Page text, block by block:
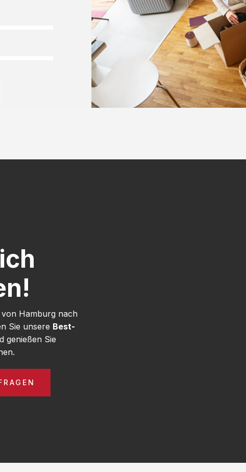
Hamburg nach
Sie unsere Best-
genießen Sie